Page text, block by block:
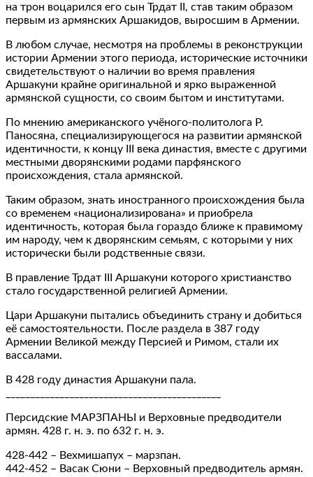
на трон воцарился его сын Трдат II, став таким образом
первым из армянских Аршакидов, выросшим в Армении.
В любом случае, несмотря на проблемы в реконструкции
истории Армении этого периода, исторические источники
свидетельствуют о наличии во время правления
Аршакуни крайне оригинальной и ярко выраженной
армянской сущности, со своим бытом и институтами.
По мнению американского учёного-политолога Р.
Паносяна, специализирующегося на развитии армянской
идентичности, к концу III века династия, вместе с другими
местными дворянскими родами парфянского
происхождения, стала армянской.
Таким образом, знать иностранного происхождения была
со временем «национализирована» и приобрела
идентичность, которая была гораздо ближе к правимому
им народу, чем к дворянским семьям, с которыми у них
исторически были родственные связи.
В правление Трдат III Аршакуни которого христианство
стало государственной религией Армении.
Цари Аршакуни пытались объединить страну и добиться
её самостоятельности. После раздела в 387 году
Армении Великой между Персией и Римом, стали их
вассалами.
В 428 году династия Аршакуни пала.
Персидские МАРЗПАНЫ и Верховные предводители
армян. 428 г. н. э. по 632 г. н. э.
428-442 – Вехмишапух – марзпан.
442-452 – Васак Сюни – Верховный предводитель армян.